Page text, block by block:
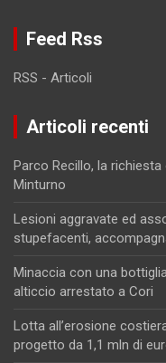
Feed Rss
RSS - Articoli
Articoli recenti
Parco Recillo, la
Minturno
Lesioni aggravate ed
stupefacenti,
Minaccia con una
alticcio arrestato a Cori
Lotta all’erosione
progetto da 1,1 mln di